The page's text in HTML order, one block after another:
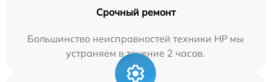
Срочный ремонт
Большинство неисправностей техники HP мы
устраняем в течение 2 часов.